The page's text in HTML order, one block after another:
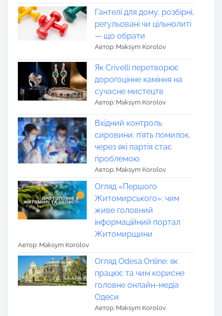
Гантелі для дому: розбірні,
регульовані чи цільнолиті
— що обрати
Автор: Maksym Korolov
Як Crivelli перетворює
дорогоцінне каміння на
сучасне мистецтв
Автор: Maksym Korolov
Вхідний контроль
сировини: п’ять помилок,
через які партія стає
проблемою
Автор: Maksym Korolov
Огляд «Першого
Житомирського»: чим
живе головний
інформаційний портал
Житомирщини
Автор: Maksym Korolov
Огляд Odesa.Online: як
працює та чим корисне
головне онлайн-медіа
Одеси
Автор: Maksym Korolov